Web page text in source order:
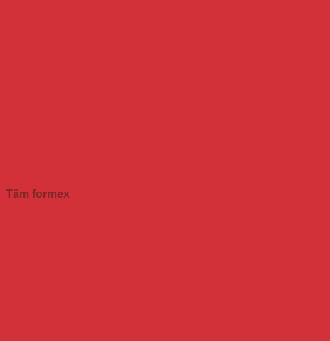
Tấm formex